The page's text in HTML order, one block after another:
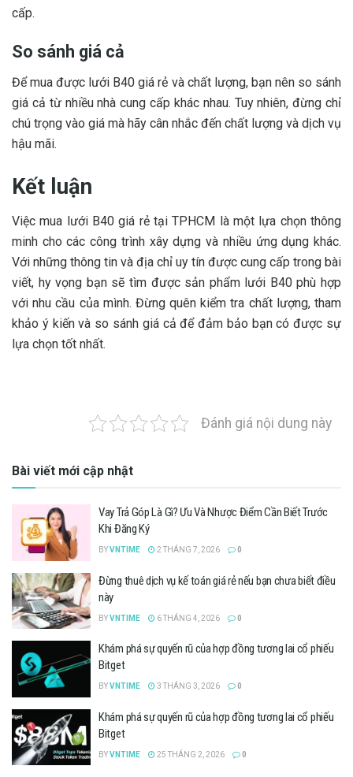
cấp.
So sánh giá cả
Để mua được lưới B40 giá rẻ và chất lượng, bạn nên so sánh
giá cả từ nhiều nhà cung cấp khác nhau. Tuy nhiên, đừng chỉ
chú trọng vào giá mà hãy cân nhắc đến chất lượng và dịch vụ
hậu mãi.
Kết luận
Việc mua lưới B40 giá rẻ tại TPHCM là một lựa chọn thông
minh cho các công trình xây dựng và nhiều ứng dụng khác.
Với những thông tin và địa chỉ uy tín được cung cấp trong bài
viết, hy vọng bạn sẽ tìm được sản phẩm lưới B40 phù hợp
với nhu cầu của mình. Đừng quên kiểm tra chất lượng, tham
khảo ý kiến và so sánh giá cả để đảm bảo bạn có được sự
lựa chọn tốt nhất.
Đánh giá nội dung này
Bài viết mới cập nhật
Vay Trả Góp Là Gì? Ưu Và Nhược Điểm Cần Biết Trước
Khi Đăng Ký
BYVNTIME 2 THÁNG 7, 2026 0
Đừng thuê dịch vụ kế toán giá rẻ nếu bạn chưa biết điều
này
BYVNTIME 6 THÁNG 4, 2026 0
Khám phá sự quyến rũ của hợp đồng tương lai cổ phiếu
Bitget
BYVNTIME 3 THÁNG 3, 2026 0
Khám phá sự quyến rũ của hợp đồng tương lai cổ phiếu
Bitget
BYVNTIME 25 THÁNG 2, 2026 0